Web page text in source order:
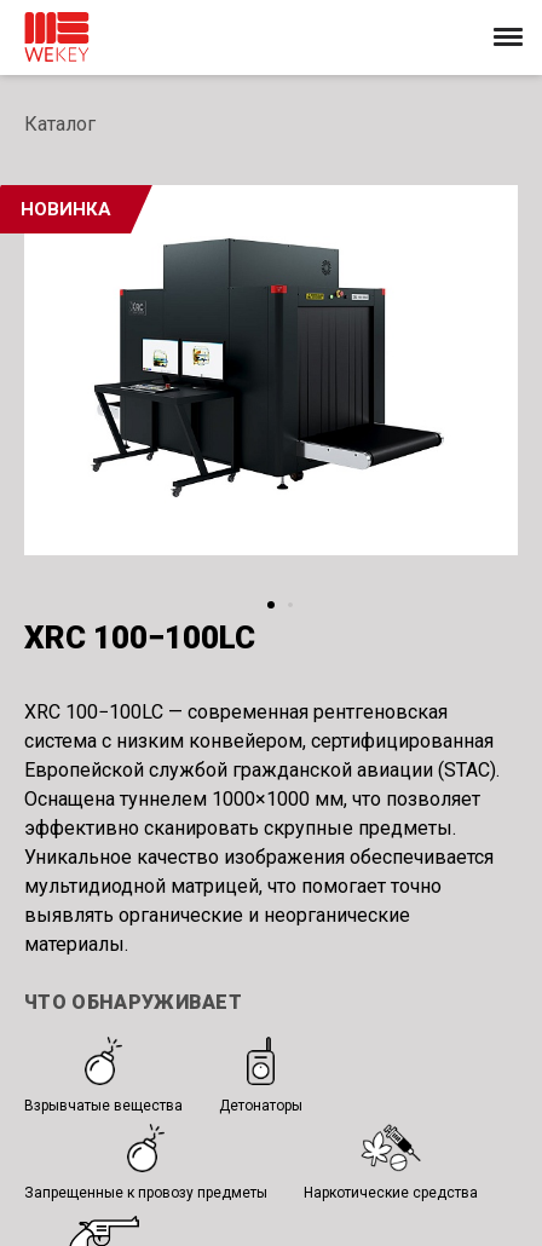
Каталог
НОВИНКА
XRC 100−100LC
XRC 100−100LC — современная рентгеновская
система с низким конвейером, сертифицированная
Европейской службой гражданской авиации (STAC).
Оснащена туннелем 1000×1000 мм, что позволяет
эффективно сканировать скрупные предметы.
Уникальное качество изображения обеспечивается
мультидиодной матрицей, что помогает точно
выявлять органические и неорганические
материалы.
ЧТО ОБНАРУЖИВАЕТ
Взрывчатые вещества Детонаторы
Запрещенные к провозу предметы Наркотические средства